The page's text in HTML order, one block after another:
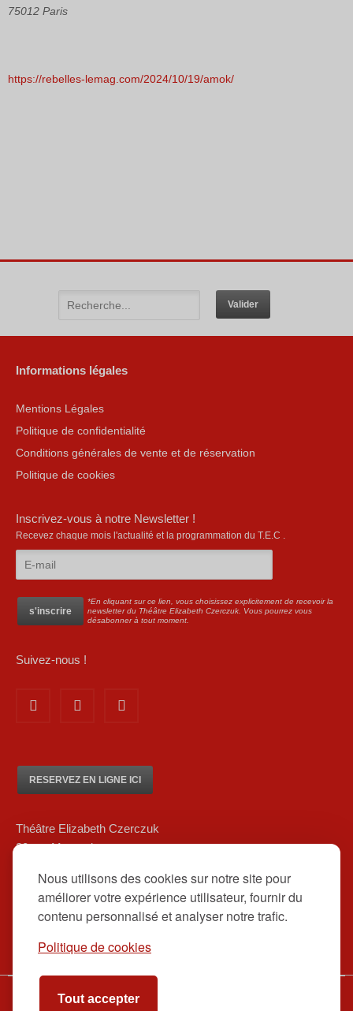
Nous utilisons des cookies sur notre site pour
améliorer votre expérience utilisateur, fournir du
contenu personnalisé et analyser notre trafic.
Politique de cookies
Tout accepter
75012 Paris
https://rebelles-lemag.com/2024/10/19/amok/
Informations légales
Mentions Légales
Politique de confidentialité
Conditions générales de vente et de réservation
Politique de cookies
Inscrivez-vous à notre Newsletter !
Recevez chaque mois l'actualité et la programmation du T.E.C .
*En cliquant sur ce lien, vous choisissez explicitement de recevoir la
newsletter du Théâtre Elizabeth Czerczuk. Vous pourrez vous
désabonner à tout moment.
Suivez-nous !
RESERVEZ EN LIGNE ICI
Théâtre Elizabeth Czerczuk
20 rue Marsoulan
01 84 83 08 80/ 06 12 16 48 39
contact@theatreelizabethczerczuk.fr